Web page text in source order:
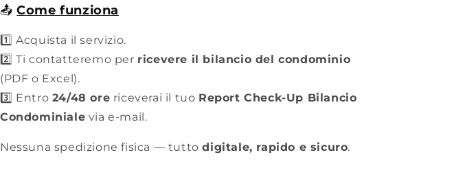
📤Come funziona
1️⃣ Acquista il servizio.
2️⃣ Ti contatteremo per ricevere il bilancio del condominio
(PDF o Excel).
3️⃣ Entro 24/48 ore riceverai il tuo Report Check-Up Bilancio
Condominiale via e-mail.
Nessuna spedizione fisica — tuttodigitale, rapido e sicuro.